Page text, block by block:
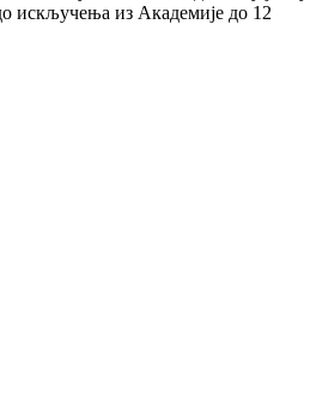
искључења из Академије до 12